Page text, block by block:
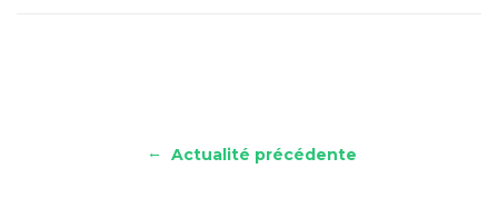
← Actualité précédente